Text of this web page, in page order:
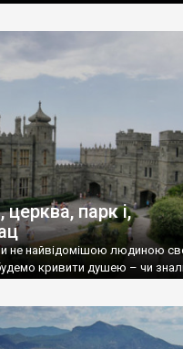
парк і,
не найвідомішою людиною
кривити душею – чи